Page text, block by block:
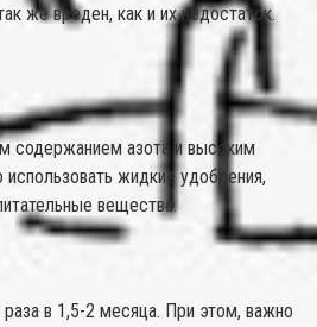
же вреден, как и их недостаток.
содержанием азота и высоким
жидкие удобрения,
вещества.
в 1,5-2 месяца. При этом, важно